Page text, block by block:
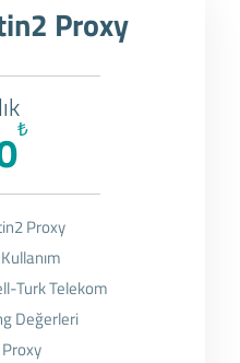
Proxy
₺
Proxy
Turk Telekom
Değerleri